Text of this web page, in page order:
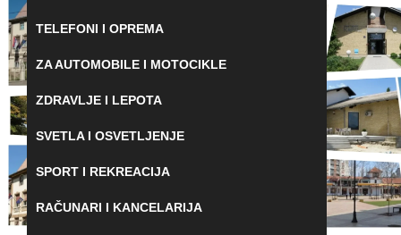
TELEFONI I OPREMA
ZA AUTOMOBILE I MOTOCIKLE
ZDRAVLJE I LEPOTA
SVETLA I OSVETLJENJE
SPORT I REKREACIJA
RAČUNARI I KANCELARIJA